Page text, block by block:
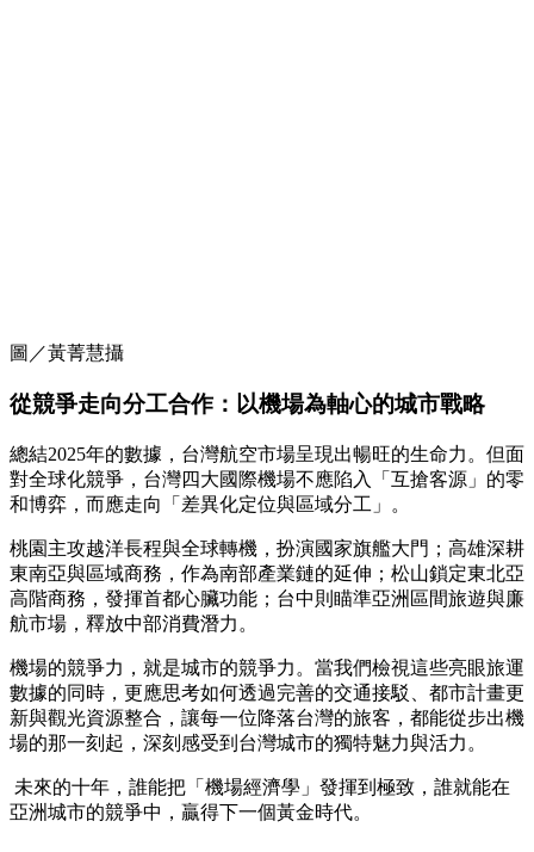
圖／黃菁慧攝
從競爭走向分工合作：以機場為軸心的城市戰略
總結2025年的數據，台灣航空市場呈現出暢旺的生命力。但面
對全球化競爭，台灣四大國際機場不應陷入「互搶客源」的零
和博弈，而應走向「差異化定位與區域分工」。
桃園主攻越洋長程與全球轉機，扮演國家旗艦大門；高雄深耕
東南亞與區域商務，作為南部產業鏈的延伸；松山鎖定東北亞
高階商務，發揮首都心臟功能；台中則瞄準亞洲區間旅遊與廉
航市場，釋放中部消費潛力。
機場的競爭力，就是城市的競爭力。當我們檢視這些亮眼旅運
數據的同時，更應思考如何透過完善的交通接駁、都市計畫更
新與觀光資源整合，讓每一位降落台灣的旅客，都能從步出機
場的那一刻起，深刻感受到台灣城市的獨特魅力與活力。
未來的十年，誰能把「機場經濟學」發揮到極致，誰就能在
亞洲城市的競爭中，贏得下一個黃金時代。